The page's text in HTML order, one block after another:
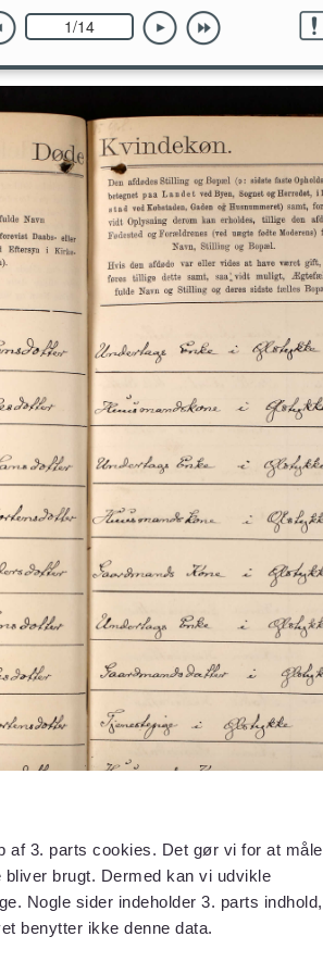
3. parts cookies. Det gør vi for at måle
brugt. Dermed kan vi udvikle
Nogle sider indeholder 3. parts indhold,
benytter ikke denne data.